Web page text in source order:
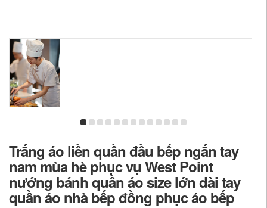
Trắng áo liền quần đầu bếp ngắn tay
nam mùa hè phục vụ West Point
nướng bánh quần áo size lớn dài tay
quần áo nhà bếp đồng phục áo bếp